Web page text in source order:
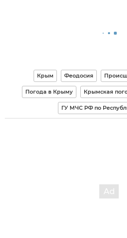
Крым Феодосия
Погода в Крыму Крымская
ГУ МЧС РФ по